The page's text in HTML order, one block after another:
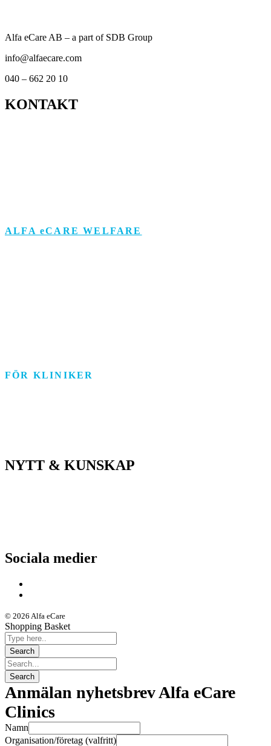
Alfa eCare AB – a part of SDB Group
info@alfaecare.com
040 – 662 20 10
KONTAKT
ALFA eCARE WELFARE
FÖR KLINIKER
NYTT & KUNSKAP
Sociala medier
© 2026 Alfa eCare
Shopping Basket
Anmälan nyhetsbrev Alfa eCare
Clinics
Namn
Organisation/företag (valfritt)